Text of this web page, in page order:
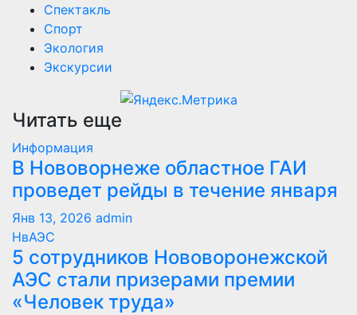
Спектакль
Спорт
Экология
Экскурсии
Читать еще
Информация
В Нововорнеже областное ГАИ
проведет рейды в течение января
Янв 13, 2026 admin
НвАЭС
5 сотрудников Нововоронежской
АЭС стали призерами премии
«Человек труда»